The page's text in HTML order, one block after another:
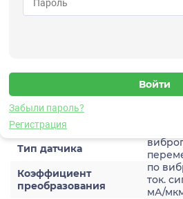
Забыли пароль?
Регистрация
Датчик виброперемещения
Характеристики
Тип датчика
Коэффициент
преобразования
по
ток.
мА/